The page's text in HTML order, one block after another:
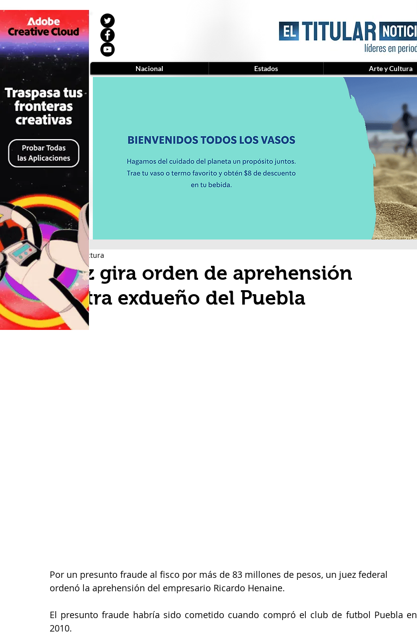
Juez gira orden de aprehensión
contra exdueño del Puebla
1 min de lectura
Por un presunto fraude al fisco por más de 83 millones de pesos, un juez federal
ordenó la aprehensión del empresario Ricardo Henaine.
El presunto fraude habría sido cometido cuando compró el club de futbol Puebla en
2010.
Nacional Estados Arte y Cultura